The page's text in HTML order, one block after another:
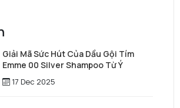
Giải Mã Sức Hút Của Dầu Gội Tím
Emme 00 Silver Shampoo Từ Ý
17 Dec 2025